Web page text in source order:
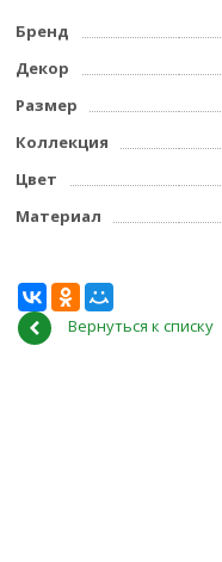
Бренд
Декор
Размер
Коллекция
Цвет
Материал
Вернуться к списку